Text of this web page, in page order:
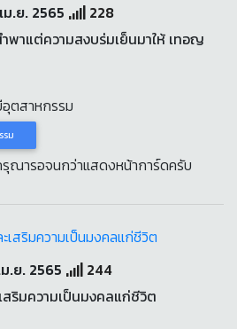
.ย. 2565
228
พาแต่ความสงบร่มเย็นมาให้ เทอญ
ตสาหกรรม
รม
ณารอจนกว่าแสดงหน้าการ์ดครับ
.ย. 2565
244
สริมความเป็นมงคลแก่ชีวิต